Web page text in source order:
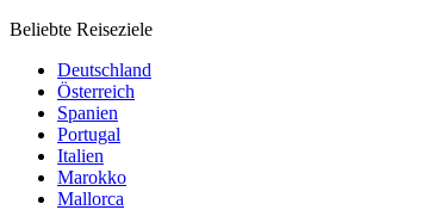
Beliebte Reiseziele
Deutschland
Österreich
Spanien
Portugal
Italien
Marokko
Mallorca